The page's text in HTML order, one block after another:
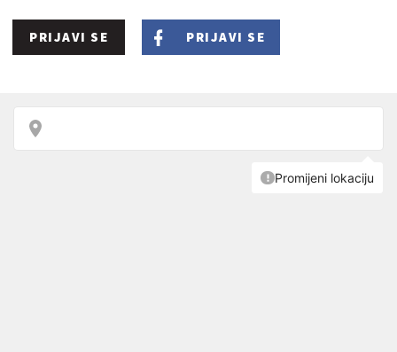
PRIJAVI SE PRIJAVI SE